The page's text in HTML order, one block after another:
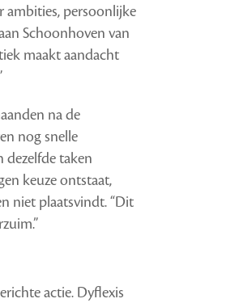
ambities, persoonlijke
Schoonhoven van
maakt aandacht
na de
nog snelle
dezelfde taken
keuze ontstaat,
niet plaatsvindt. “Dit
actie. Dyflexis